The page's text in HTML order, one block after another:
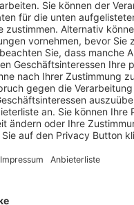
und Wirtschaft
Main